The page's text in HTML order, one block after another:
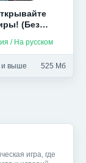
(Без
/ На русском
и выше 525 Мб
игра, где